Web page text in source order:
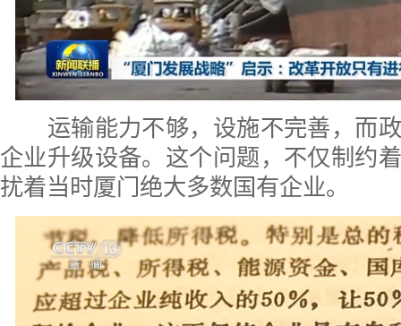
运输能力不够，设施不完善，而政
企业升级设备。这个问题，不仅制约
扰着当时厦门绝大多数国有企业。